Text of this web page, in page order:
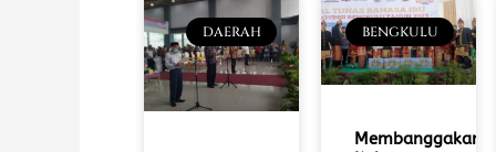
DAERAH BENGKULU
Membanggakan!